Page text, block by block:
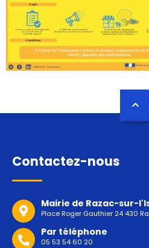
Contactez-nous
Mairie de Razac-sur-
Place Roger Gauthier 24 430
Par téléphone
05 53 54 60 20